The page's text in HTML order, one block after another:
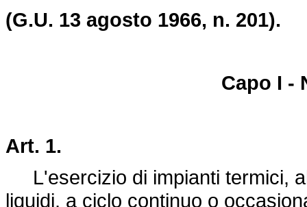
(G.U. 13 agosto 1966, n. 201).
Capo I -
Art. 1.
L'esercizio di impianti termici,
liquidi, a ciclo continuo o